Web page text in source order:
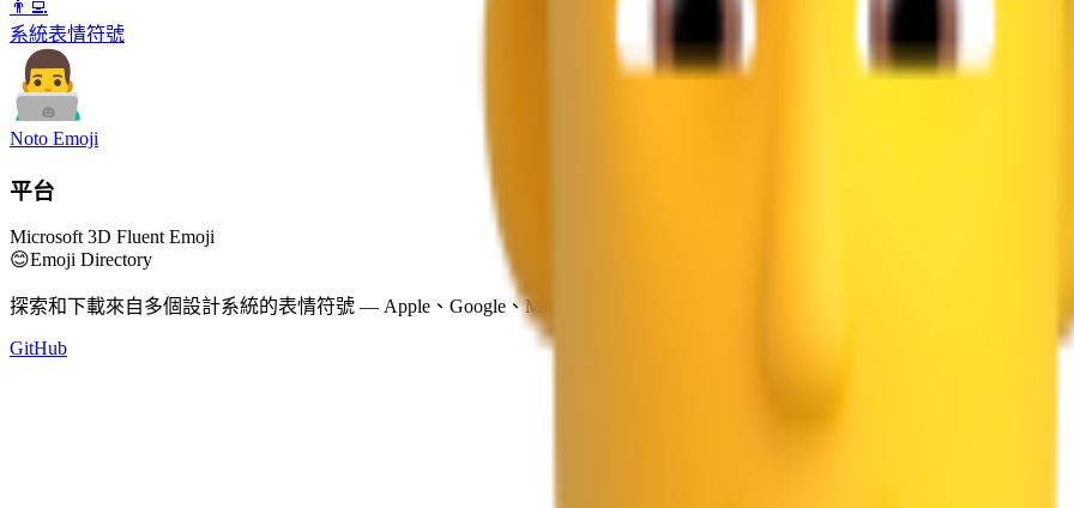
👨‍💻
系統表情符號
Noto Emoji
平台
Microsoft 3D Fluent Emoji
😊Emoji Directory
探索和下載來自多個設計系統的表情符號 — Apple、Google、Microsoft 等，全部集中在一個地方。
GitHub